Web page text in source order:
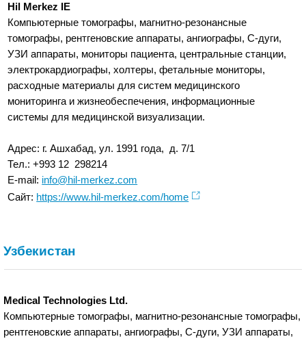
Hil Merkez IE
Компьютерные томографы, магнитно-резонансные
томографы, рентгеновские аппараты, ангиографы, С-дуги,
УЗИ аппараты, мониторы пациента, центральные станции,
электрокардиографы, холтеры, фетальные мониторы,
расходные материалы для систем медицинского
мониторинга и жизнеобеспечения, информационные
системы для медицинской визуализации.
Адрес: г. Ашхабад, ул. 1991 года, д. 7/1
Тел.: +993 12 298214
E-mail: info@hil-merkez.com
Сайт: https://www.hil-merkez.com/home
Узбекистан
Medical Technologies Ltd.
Компьютерные томографы, магнитно-резонансные томографы,
рентгеновские аппараты, ангиографы, С-дуги, УЗИ аппараты,